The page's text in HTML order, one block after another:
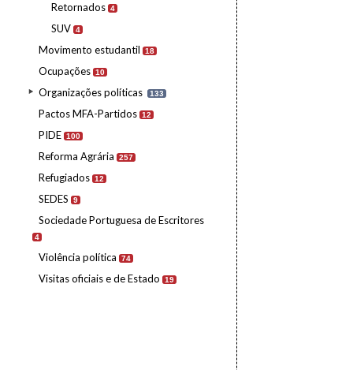
Retornados 4
SUV 4
Movimento estudantil 18
Ocupações 10
Organizações políticas 133
Pactos MFA-Partidos 12
PIDE 100
Reforma Agrária 257
Refugiados 12
SEDES 9
Sociedade Portuguesa de Escritores
4
Violência política 74
Visitas oficiais e de Estado 19